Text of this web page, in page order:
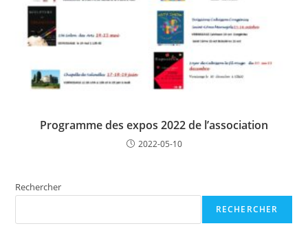
Programme des expos 2022 de l’association
2022-05-10
Rechercher
RECHERCHER